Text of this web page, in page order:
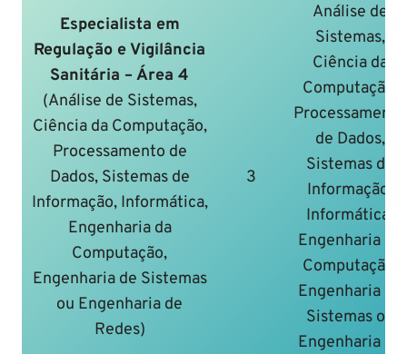
Especialista em
Regulação e Vigilância
Sanitária – Área 4
(Análise de Sistemas,
Ciência da Computação,
Processamento de
Dados, Sistemas de
Informação, Informática,
Engenharia da
Computação,
Engenharia de Sistemas
ou Engenharia de
Redes)
3
Análise de
Sistemas,
Ciência da
Computação,
Processamento
de Dados,
Sistemas de
Informação,
Informática,
Engenharia da
Computação,
Engenharia de
Sistemas ou
Engenharia de